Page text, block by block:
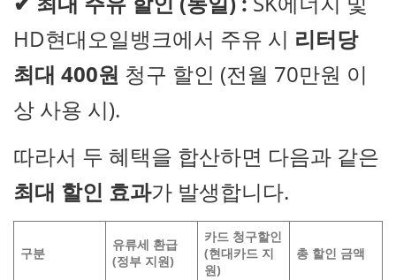
HD현대오일뱅크에서 주유 시 리터당
최대 400원 청구 할인 (전월 70만원 이
상 사용 시).
따라서 두 혜택을 합산하면 다음과 같은
최대 할인 효과가 발생합니다.
구분
유류세 환급
(정부 지원)
카드 청구할인
(현대카드 지
원)
총 할인 금액